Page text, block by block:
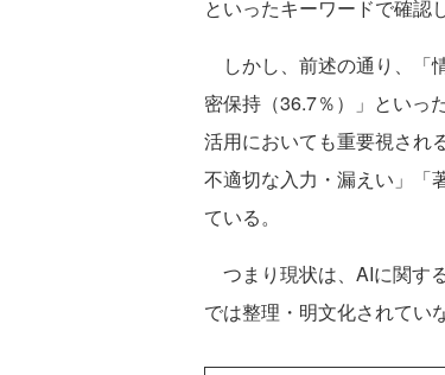
といったキーワードで確認
しかし、前述の通り、「
密保持（36.7％）」といっ
活用においても重要視され
不適切な入力・漏えい」「
ている。
つまり現状は、AIに関す
では整理・明文化されてい